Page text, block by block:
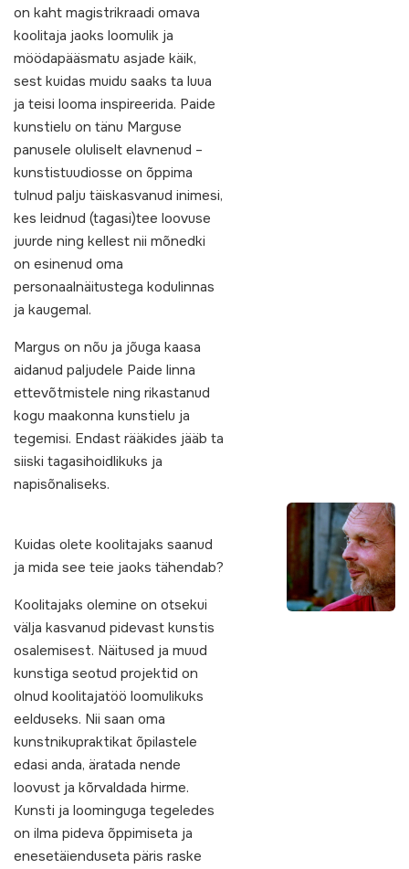
on kaht magistrikraadi omava
koolitaja jaoks loomulik ja
möödapääsmatu asjade käik,
sest kuidas muidu saaks ta luua
ja teisi looma inspireerida. Paide
kunstielu on tänu Marguse
panusele oluliselt elavnenud –
kunstistuudiosse on õppima
tulnud palju täiskasvanud inimesi,
kes leidnud (tagasi)tee loovuse
juurde ning kellest nii mõnedki
on esinenud oma
personaalnäitustega kodulinnas
ja kaugemal.
Margus on nõu ja jõuga kaasa
aidanud paljudele Paide linna
ettevõtmistele ning rikastanud
kogu maakonna kunstielu ja
tegemisi. Endast rääkides jääb ta
siiski tagasihoidlikuks ja
napisõnaliseks.
Kuidas olete koolitajaks saanud
ja mida see teie jaoks tähendab?
Koolitajaks olemine on otsekui
välja kasvanud pidevast kunstis
osalemisest. Näitused ja muud
kunstiga seotud projektid on
olnud koolitajatöö loomulikuks
eelduseks. Nii saan oma
kunstnikupraktikat õpilastele
edasi anda, äratada nende
loovust ja kõrvaldada hirme.
Kunsti ja loominguga tegeledes
on ilma pideva õppimiseta ja
enesetäienduseta päris raske